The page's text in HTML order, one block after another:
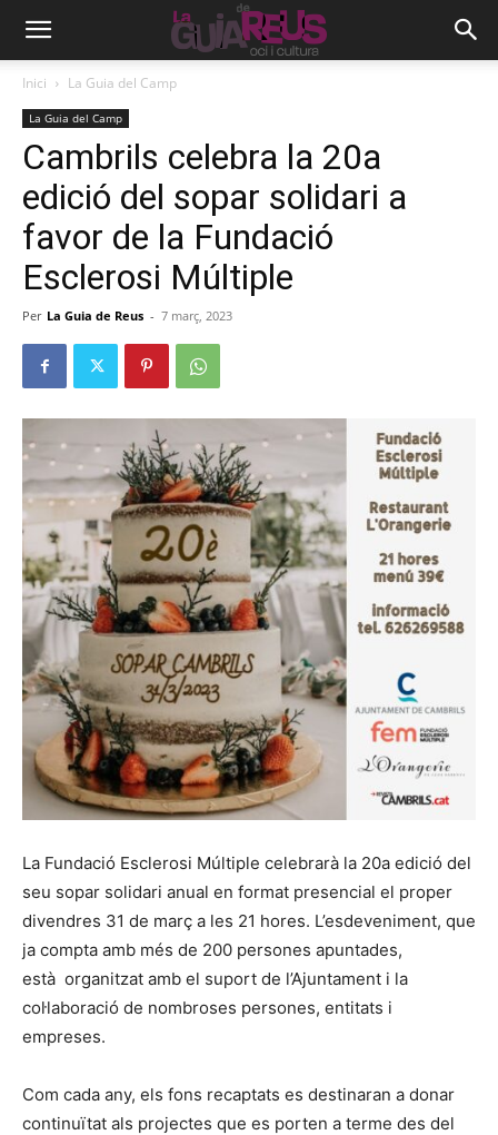
Inici La Guia del Camp
La Guia del Camp
Cambrils celebra la 20a
edició del sopar solidari a
favor de la Fundació
Esclerosi Múltiple
Per La Guia de Reus - 7 març, 2023
La Fundació Esclerosi Múltiple celebrarà la 20a edició del
seu sopar solidari anual en format presencial el proper
divendres 31 de març a les 21 hores. L’esdeveniment, que
ja compta amb més de 200 persones apuntades,
està organitzat amb el suport de l’Ajuntament i la
col·laboració de nombroses persones, entitats i
empreses.
Com cada any, els fons recaptats es destinaran a donar
continuïtat als projectes que es porten a terme des del